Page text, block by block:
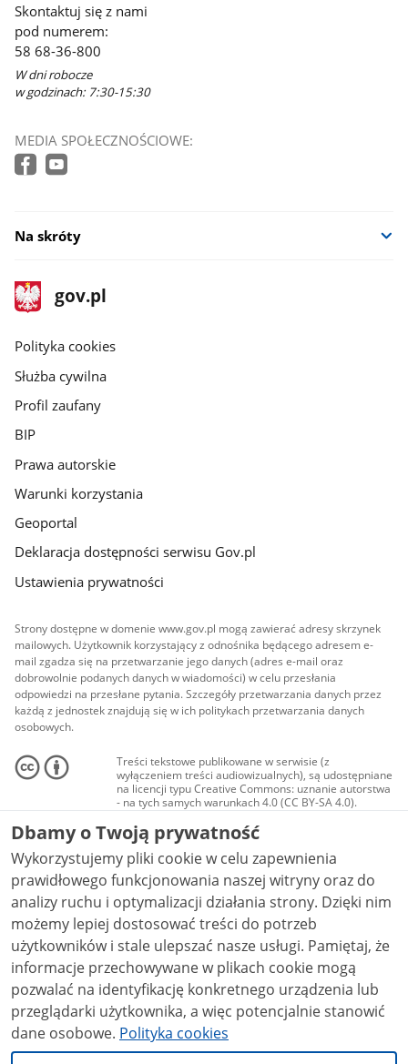
Skontaktuj się z nami
pod numerem:
58 68-36-800
W dni robocze
w godzinach: 7:30-15:30
MEDIA SPOŁECZNOŚCIOWE:
Na skróty
stopka
gov.pl
Strona
gov.pl
gov.pl
Polityka cookies
Służba cywilna
Profil zaufany
BIP
Prawa autorskie
Warunki korzystania
Geoportal
Deklaracja dostępności serwisu Gov.pl
Ustawienia prywatności
Strony dostępne w domenie www.gov.pl mogą zawierać adresy skrzynek
mailowych. Użytkownik korzystający z odnośnika będącego adresem e-
mail zgadza się na przetwarzanie jego danych (adres e-mail oraz
dobrowolnie podanych danych w wiadomości) w celu przesłania
odpowiedzi na przesłane pytania. Szczegóły przetwarzania danych przez
każdą z jednostek znajdują się w ich politykach przetwarzania danych
osobowych.
Treści tekstowe publikowane w serwisie (z
wyłączeniem treści audiowizualnych), są udostępniane
na licencji typu Creative Commons: uznanie autorstwa
- na tych samych warunkach 4.0 (CC BY-SA 4.0).
Materiały audiowizualne, w tym zdjęcia, materiały
audio i wideo, są udostępniane na licencji typu
Creative Commons: uznanie autorstwa użycie
niekomercyjne - bez utworów zależnych 4.0 (CC BY-
NC-ND 4.0), o ile nie jest to stwierdzone inaczej.
Dbamy o Twoją prywatność
Wykorzystujemy pliki cookie w celu zapewnienia
prawidłowego funkcjonowania naszej witryny oraz do
analizy ruchu i optymalizacji działania strony. Dzięki nim
możemy lepiej dostosować treści do potrzeb
użytkowników i stale ulepszać nasze usługi. Pamiętaj, że
informacje przechowywane w plikach cookie mogą
pozwalać na identyfikację konkretnego urządzenia lub
przeglądarki użytkownika, a więc potencjalnie stanowić
dane osobowe. Polityka cookies